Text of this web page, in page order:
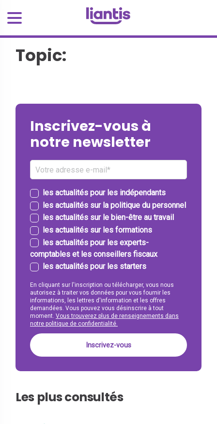
Topic:
Inscrivez-vous à
notre newsletter
les actualités pour les indépendants
les actualités sur la politique du personnel
les actualités sur le bien-être au travail
les actualités sur les formations
les actualités pour les experts-
comptables et les conseillers fiscaux
les actualités pour les starters
En cliquant sur l'inscription ou télécharger, vous nous
autorisez à traiter vos données pour vous fournir les
informations, les lettres d'information et les offres
demandées. Vous pouvez vous désinscrire à tout
moment. Vous trouverez plus de renseignements dans
notre politique de confidentialité.
Les plus consultés